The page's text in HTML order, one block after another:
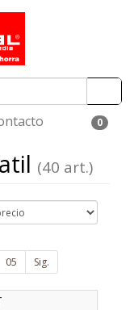
0
(40 art.)
05 Sig.